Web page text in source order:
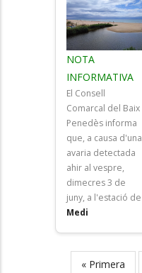
NOTA
INFORMATIVA
El Consell
Comarcal del Baix
Penedès informa
que, a causa d'una
avaria detectada
ahir al vespre,
dimecres 3 de
juny, a l'estació de
Medi
First
« Primera